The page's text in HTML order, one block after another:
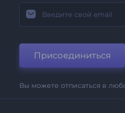
Присоединиться
Вы можете отписаться в